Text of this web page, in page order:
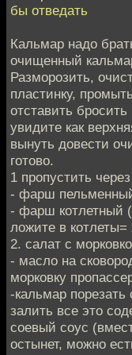
бы отведать
Кальмар надо
очищенный
Разморозить,
пластинку,
отставить
увидите как
вынуть довести
готово.
1 пропустить
- фарш
- фарш котлетный
ложите в
2. салат с
- масло на
морковку
-кальмар
залить все это
соевый соус
остынет, можно